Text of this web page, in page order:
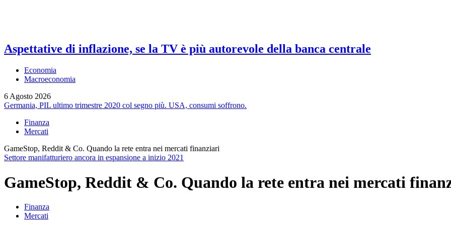
Aspettative di inflazione, se la TV è più autorevole della banca centrale
Economia
Macroeconomia
6 Agosto 2026
Germania, PIL ultimo trimestre 2020 col segno più. USA, consumi soffrono.
Finanza
Mercati
GameStop, Reddit & Co. Quando la rete entra nei mercati finanziari
Settore manifatturiero ancora in espansione a inizio 2021
GameStop, Reddit & Co. Quando la rete entra nei mercati
Finanza
Mercati